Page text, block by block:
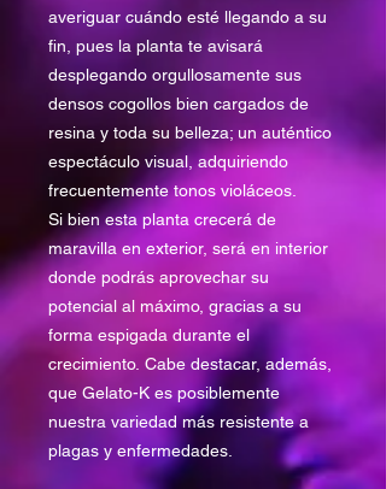
averiguar cuándo esté llegando a su
fin, pues la planta te avisará
desplegando orgullosamente sus
densos cogollos bien cargados de
resina y toda su belleza; un auténtico
espectáculo visual, adquiriendo
frecuentemente tonos violáceos.
Si bien esta planta crecerá de
maravilla en exterior, será en interior
donde podrás aprovechar su
potencial al máximo, gracias a su
forma espigada durante el
crecimiento. Cabe destacar, además,
que Gelato-K es posiblemente
nuestra variedad más resistente a
plagas y enfermedades.